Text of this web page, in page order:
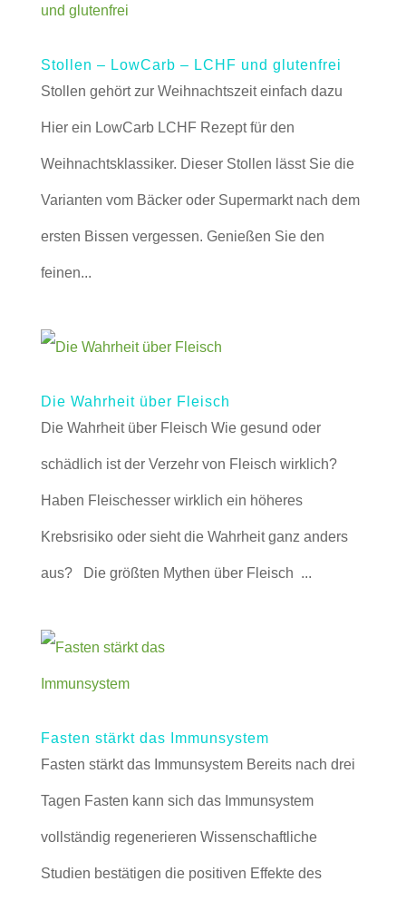
Stollen – LowCarb – LCHF und glutenfrei
Stollen gehört zur Weihnachtszeit einfach dazu
Hier ein LowCarb LCHF Rezept für den
Weihnachtsklassiker. Dieser Stollen lässt Sie die
Varianten vom Bäcker oder Supermarkt nach dem
ersten Bissen vergessen. Genießen Sie den
feinen...
Die Wahrheit über Fleisch
Die Wahrheit über Fleisch Wie gesund oder
schädlich ist der Verzehr von Fleisch wirklich?
Haben Fleischesser wirklich ein höheres
Krebsrisiko oder sieht die Wahrheit ganz anders
aus? Die größten Mythen über Fleisch ...
Fasten stärkt das Immunsystem
Fasten stärkt das Immunsystem Bereits nach drei
Tagen Fasten kann sich das Immunsystem
vollständig regenerieren Wissenschaftliche
Studien bestätigen die positiven Effekte des